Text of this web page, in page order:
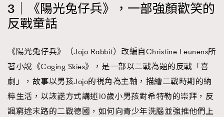
3｜《陽光兔仔兵》，一部強顏歡笑的
反戰童話
《陽光兔仔兵》（Jojo Rabbit）改編自Christine Leunens所
著小說《Caging Skies》，是一部以二戰為題的反戰「喜
劇」，故事以男孩Jojo的視角為主軸，描繪二戰時期的納
粹生活，以詼諧方式講述10歲小男孩對希特勒的崇拜，反
諷窮途末路的二戰德國，如何向青少年洗腦並強推他們上